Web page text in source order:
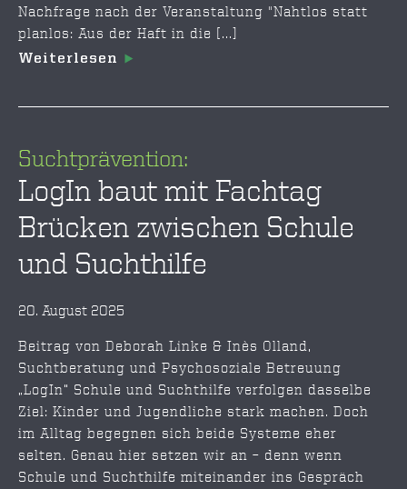
Nachfrage nach der Veranstaltung "Nahtlos statt
planlos: Aus der Haft in die [...]
Weiterlesen
Suchtprävention:
LogIn baut mit Fachtag
Brücken zwischen Schule
und Suchthilfe
20. August 2025
Beitrag von Deborah Linke & Inès Olland,
Suchtberatung und Psychosoziale Betreuung
„LogIn“ Schule und Suchthilfe verfolgen dasselbe
Ziel: Kinder und Jugendliche stark machen. Doch
im Alltag begegnen sich beide Systeme eher
selten. Genau hier setzen wir an – denn wenn
Schule und Suchthilfe miteinander ins Gespräch